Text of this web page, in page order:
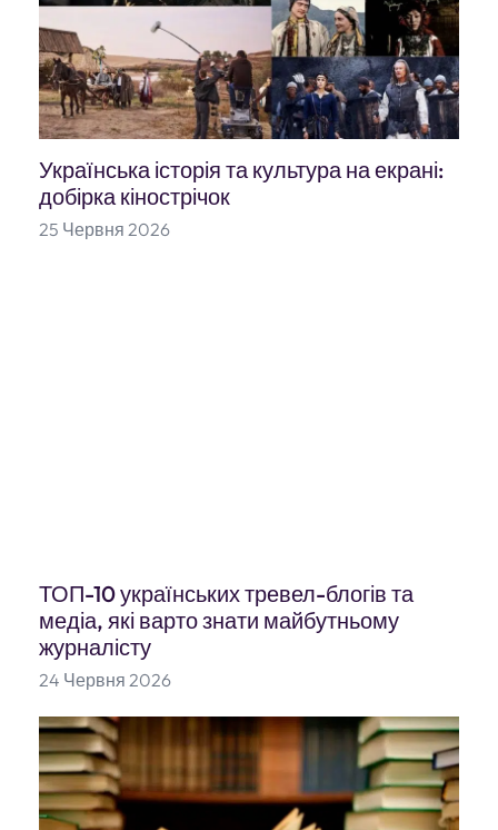
Українська історія та культура на екрані:
добірка кінострічок
25 Червня 2026
ТОП-10 українських тревел-блогів та
медіа, які варто знати майбутньому
журналісту
24 Червня 2026